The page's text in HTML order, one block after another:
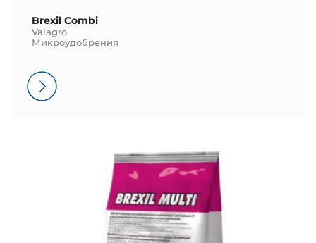
Brexil Combi
Valagro
Микроудобрения